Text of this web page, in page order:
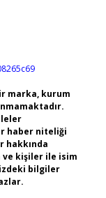
marka, kurum
haber niteliği
hakkında
ve kişiler ile isim
bilgiler